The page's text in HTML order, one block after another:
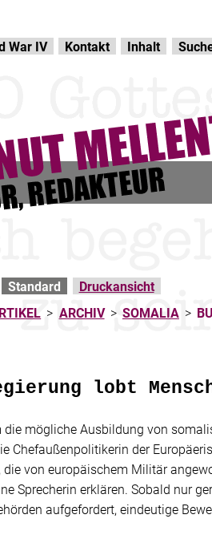
War IV Kontakt Inhalt
Standard
Druckansicht
> ARCHIV > SOMALIA >
lobt
die mögliche Ausbildung von
Chefaußenpolitikerin der
von europäischem Militär
Sprecherin erklären. Sobald nur
aufgefordert, eindeutige